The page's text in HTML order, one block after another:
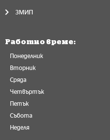
ЗМИП
Работно време:
Понеделник
Вторник
Сряда
Четвъртък
Петък
Събота
Неделя